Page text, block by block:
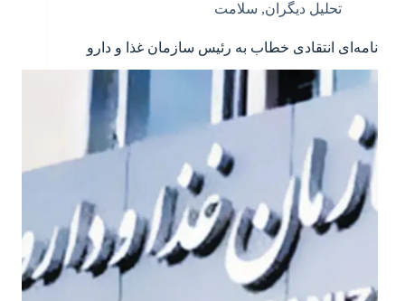
تحلیل دیگران, سلامت
نامه‌ای انتقادی خطاب به رئیس سازمان غذا و دارو